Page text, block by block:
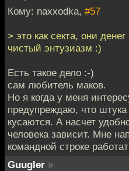
Кому: naxxodka, #57
> это как секта, они
чистый энтузиазм :)
Есть такое дело :-)
сам любитель маков.
Но я когда у меня
предупреждаю, что
кусаются. А насчет
человека зависит. Мне
командной строке
Guugler »